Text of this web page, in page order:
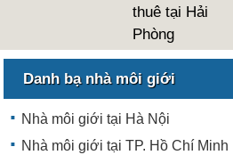
thuê tại Hải
Phòng
Danh bạ nhà môi giới
Nhà môi giới tại Hà Nội
Nhà môi giới tại TP. Hồ Chí Minh